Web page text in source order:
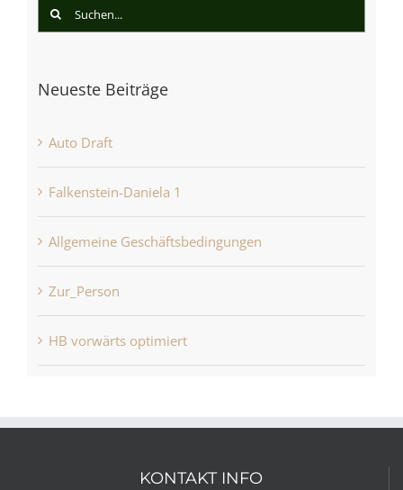
Suche
Neueste Beiträge
Auto Draft
Falkenstein-Daniela 1
Allgemeine Geschäftsbedingungen
Zur_Person
HB vorwärts optimiert
KONTAKT INFO